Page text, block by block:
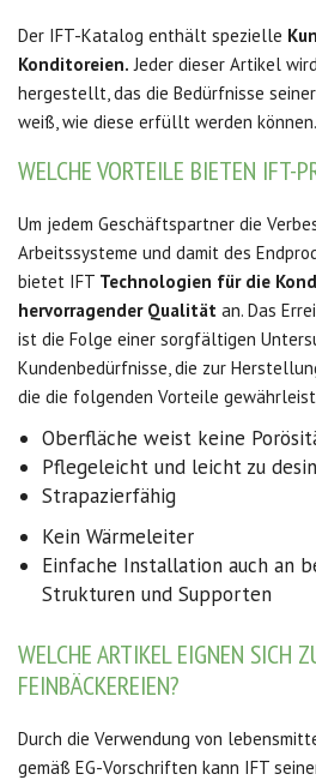
Der IFT-Katalog enthält spezielle
Konditoreien. Jeder dieser Artikel
hergestellt, das die Bedürfnisse
weiß, wie diese erfüllt werden können.
WELCHE VORTEILE BIETEN IFT-
Um jedem Geschäftspartner die
Arbeitssysteme und damit des
bietet IFT Technologien für die
hervorragender Qualität an. Das
ist die Folge einer sorgfältigen
Kundenbedürfnisse, die zur
die die folgenden Vorteile
Oberfläche weist keine
Pflegeleicht und leicht zu
Strapazierfähig
Kein Wärmeleiter
Einfache Installation auch an
Strukturen und Supporten
WELCHE ARTIKEL EIGNEN SICH
FEINBÄCKEREIEN?
Durch die Verwendung von
gemäß EG-Vorschriften kann IFT